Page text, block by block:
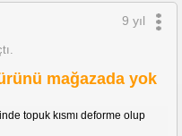
9 yıl
mağazada yok
topuk kısmı deforme olup